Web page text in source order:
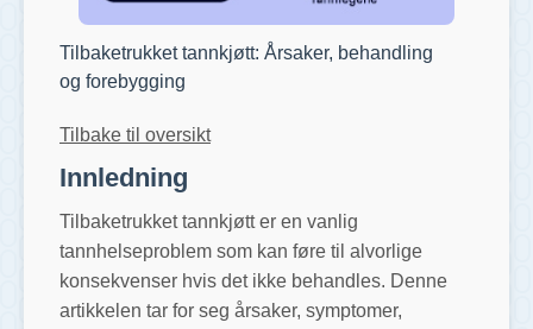
Tilbaketrukket tannkjøtt: Årsaker, behandling
og forebygging
Tilbake til oversikt
Innledning
Tilbaketrukket tannkjøtt er en vanlig
tannhelseproblem som kan føre til alvorlige
konsekvenser hvis det ikke behandles. Denne
artikkelen tar for seg årsaker, symptomer,